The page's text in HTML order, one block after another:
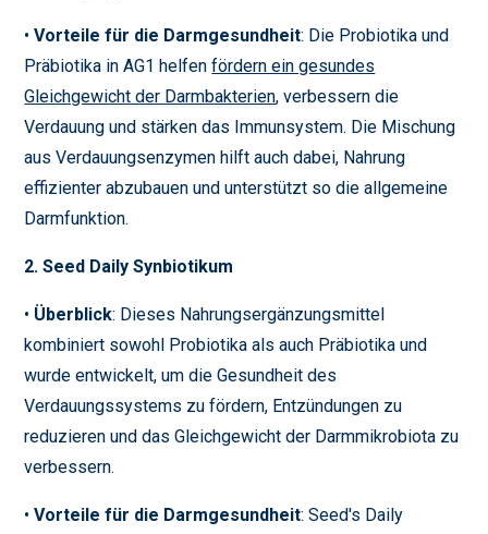
•Vorteile für die Darmgesundheit: Die Probiotika und
Präbiotika in AG1 helfenfördern ein gesundes
Gleichgewicht der Darmbakterien, verbessern die
Verdauung und stärken das Immunsystem. Die Mischung
aus Verdauungsenzymen hilft auch dabei, Nahrung
effizienter abzubauen und unterstützt so die allgemeine
Darmfunktion.
2. Seed Daily Synbiotikum
• Überblick: Dieses Nahrungsergänzungsmittel
kombiniert sowohl Probiotika als auch Präbiotika und
wurde entwickelt, um die Gesundheit des
Verdauungssystems zu fördern, Entzündungen zu
reduzieren und das Gleichgewicht der Darmmikrobiota zu
verbessern.
•Vorteile für die Darmgesundheit: Seed's Daily